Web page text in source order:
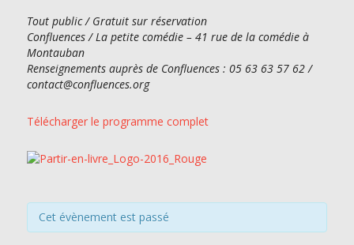
Tout public / Gratuit sur réservation
Confluences / La petite comédie – 41 rue de la comédie à
Montauban
Renseignements auprès de Confluences : 05 63 63 57 62 /
contact@confluences.org
Télécharger le programme complet
Cet évènement est passé